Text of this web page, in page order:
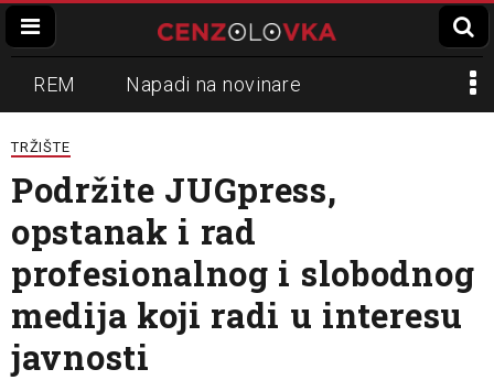
REM Napadi na novinare
Zvučni top
Propaganda Lokalni mediji
Informer Slavko Ćuruvija
TRŽIŠTE
Podržite JUGpress,
opstanak i rad
profesionalnog i slobodnog
medija koji radi u interesu
javnosti